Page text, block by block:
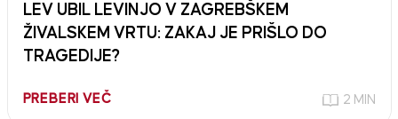
LEV UBIL LEVINJO V ZAGREBŠKEM
ŽIVALSKEM VRTU: ZAKAJ JE PRIŠLO DO
TRAGEDIJE?
PREBERI VEČ 2 MIN